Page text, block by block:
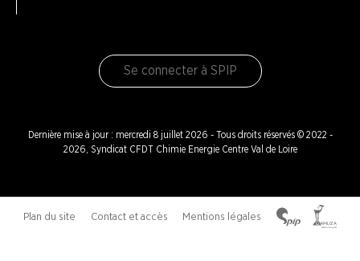
Se connecter à SPIP
Dernière mise à jour : mercredi 8 juillet 2026 - Tous droits réservés © 2022 -
2026, Syndicat CFDT Chimie Energie Centre Val de Loire
Plan du site Contact et accès Mentions légales